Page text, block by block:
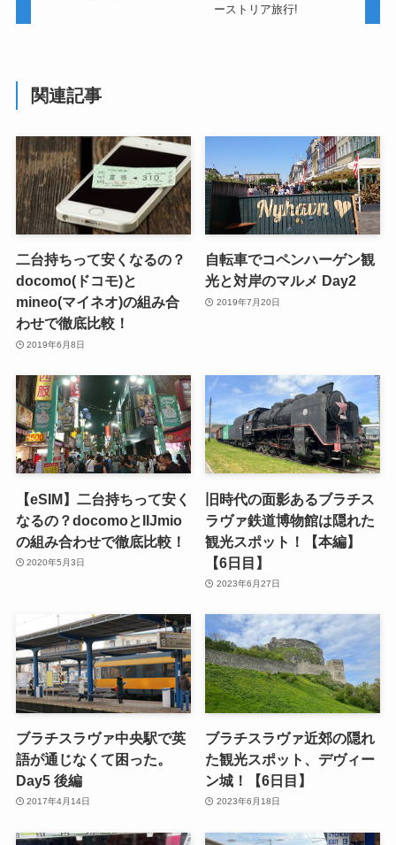
ーストリア旅行!
関連記事
二台持ちって安くなるの？
docomo(ドコモ)と
mineo(マイネオ)の組み合
わせで徹底比較！
2019年6月8日
自転車でコペンハーゲン観
光と対岸のマルメ Day2
2019年7月20日
【eSIM】二台持ちって安く
なるの？docomoとIIJmio
の組み合わせで徹底比較！
2020年5月3日
旧時代の面影あるブラチス
ラヴァ鉄道博物館は隠れた
観光スポット！【本編】
【6日目】
2023年6月27日
ブラチスラヴァ中央駅で英
語が通じなくて困った。
Day5 後編
2017年4月14日
ブラチスラヴァ近郊の隠れ
た観光スポット、デヴィー
ン城！【6日目】
2023年6月18日